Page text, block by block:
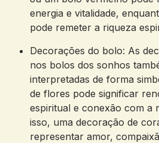
energia⁤ e vitalidade,‍
pode remeter a ⁤riqueza
Decorações do‍ bolo: As
nos⁤ bolos dos ‌sonhos
interpretadas de ⁣forma
de flores pode significar
espiritual e conexão com a
isso, uma decoração​ de
representar⁤ amor,